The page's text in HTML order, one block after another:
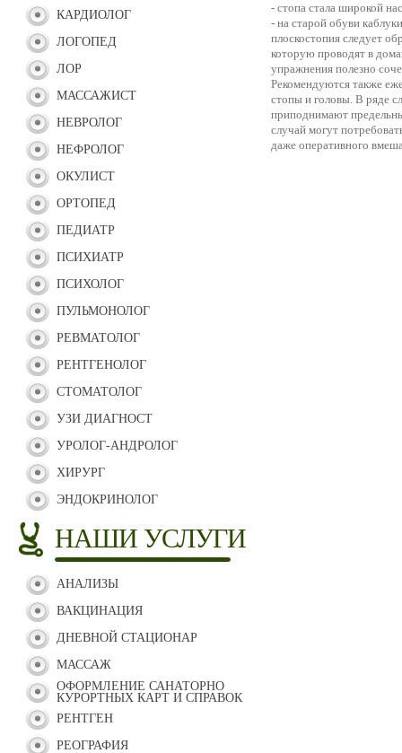
КАРДИОЛОГ
ЛОГОПЕД
ЛОР
МАССАЖИСТ
НЕВРОЛОГ
НЕФРОЛОГ
ОКУЛИСТ
ОРТОПЕД
ПЕДИАТР
ПСИХИАТР
ПСИХОЛОГ
ПУЛЬМОНОЛОГ
РЕВМАТОЛОГ
РЕНТГЕНОЛОГ
СТОМАТОЛОГ
УЗИ ДИАГНОСТ
УРОЛОГ-АНДРОЛОГ
ХИРУРГ
ЭНДОКРИНОЛОГ
НАШИ УСЛУГИ
АНАЛИЗЫ
ВАКЦИНАЦИЯ
ДНЕВНОЙ СТАЦИОНАР
МАССАЖ
ОФОРМЛЕНИЕ САНАТОРНО
КУРОРТНЫХ КАРТ И СПРАВОК
РЕНТГЕН
РЕОГРАФИЯ
- стопа стала широкой
- на старой обуви
плоскостопия следует
которую проводят в
упражнения полезно
Рекомендуются также
стопы и головы. В ряде
приподнимают
случай могут
даже оперативного